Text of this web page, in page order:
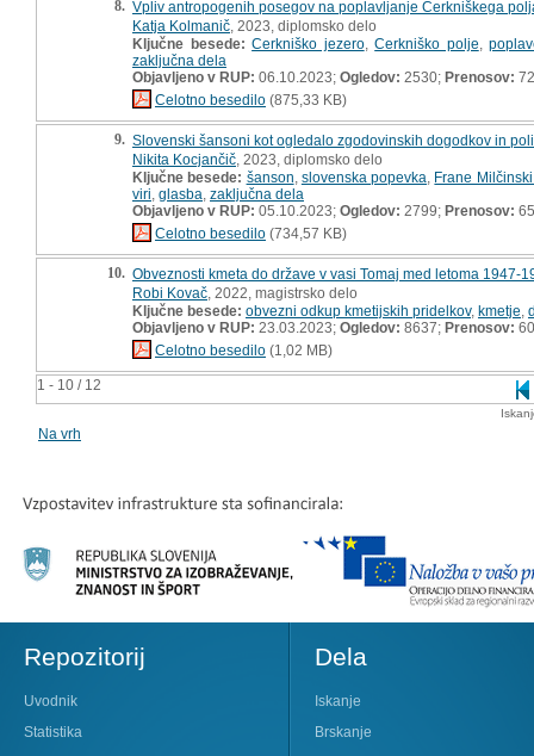
1 - 10 / 12
8. Vpliv antropogenih posegov na poplavljanje Cerkniškega
Katja Kolmanič , 2023, diplomsko delo
Ključne besede: Cerkniško jezero,Cerkniško polje ,
zaključna dela
Objavljeno v RUP: 06.10.2023; Ogledov: 2530; Prenosov: 72
Celotno besedilo (875,33 KB)
9. Slovenski šansoni kot ogledalo zgodovinskih dogodkov in
Nikita Kocjančič , 2023, diplomsko delo
Ključne besede: šanson slovenska popevka Frane
viri glasba zaključna dela
Objavljeno v RUP: 05.10.2023; Ogledov: 2799; Prenosov: 65
Celotno besedilo (734,57 KB)
10. Obveznosti kmeta do države v vasi Tomaj med letoma 1947-
Robi Kovač , 2022, magistrsko delo
Ključne besede: obvezni odkup kmetijskih pridelkov, kmetje
Objavljeno v RUP: 23.03.2023; Ogledov: 8637; Prenosov: 60
Celotno besedilo (1,02 MB)
Na vrh
Repozitorij
Uvodnik
Statistika
Dela
Iskanje
Brskanje